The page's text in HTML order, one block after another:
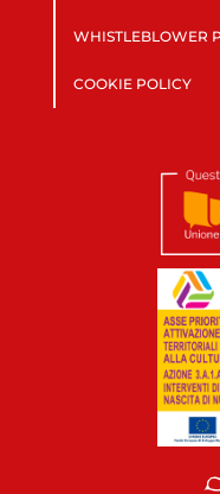
WHISTLEBLOWER
COOKIE POLICY